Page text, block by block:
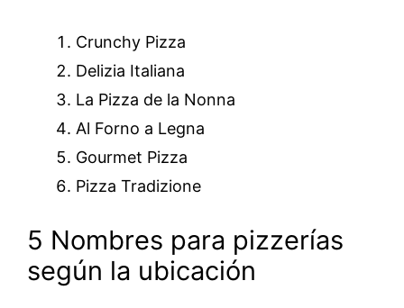
Crunchy Pizza
Delizia Italiana
La Pizza de la Nonna
Al Forno a Legna
Gourmet Pizza
Pizza Tradizione
5 Nombres para pizzerías
según la ubicación